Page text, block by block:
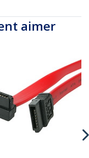
aimer